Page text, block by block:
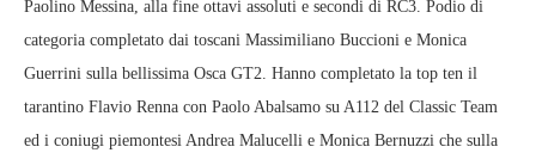
Paolino Messina, alla fine ottavi assoluti e secondi di RC3. Podio di
categoria completato dai toscani Massimiliano Buccioni e Monica
Guerrini sulla bellissima Osca GT2. Hanno completato la top ten il
tarantino Flavio Renna con Paolo Abalsamo su A112 del Classic Team
ed i coniugi piemontesi Andrea Malucelli e Monica Bernuzzi che sulla